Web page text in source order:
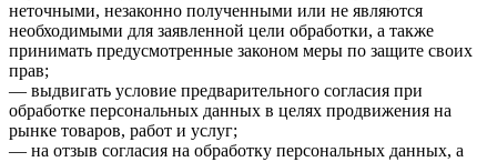
неточными, незаконно полученными или не являются
необходимыми для заявленной цели обработки, а также
принимать предусмотренные законом меры по защите своих
прав;
— выдвигать условие предварительного согласия при
обработке персональных данных в целях продвижения на
рынке товаров, работ и услуг;
— на отзыв согласия на обработку персональных данных, а